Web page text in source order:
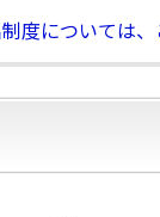
度については、